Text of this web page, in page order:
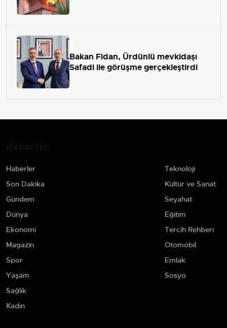
Bakan Fidan, Ürdünlü mevkidaşı
Safadi ile görüşme gerçekleştirdi
Haberler
Son Dakika
Gündem
Dünya
Ekonomi
Magazin
Spor
Yaşam
Sağlık
Kadın
Teknoloji
Kültür ve Sanat
Seyahat
Eğitim
Tercih Rehberi
Otomobil
Emlak
Sosyo